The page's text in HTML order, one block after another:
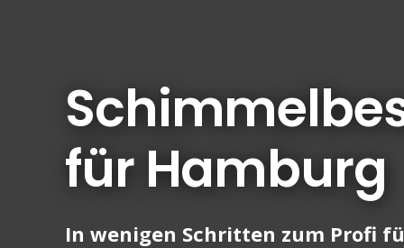
für Hamburg
In wenigen Schritten zum Profi